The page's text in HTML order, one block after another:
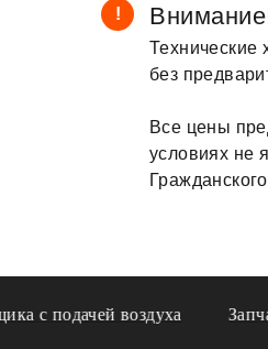
!
Технические
без
Все цены
условиях не
с подачей воздуха